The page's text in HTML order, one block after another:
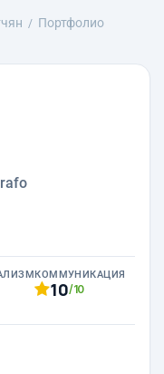
Портфолио
КОММУНИКАЦИЯ
10/10